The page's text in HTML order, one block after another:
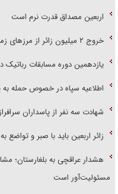
اربعین مصداق قدرت نرم است
‌خروج ۲ میلیون زائر از مرز‌های زمینی اربعین/ افزایش بازگشت زائران
یازدهمین دوره مسابقات
اطلاعیه سپاه در خصوص حمله به
شهادت سه نفر از پاسداران
زائر اربعین باید با صبر و تواضع
هشدار عراقچی به بلغارستان؛
مسئولیت‌آور است